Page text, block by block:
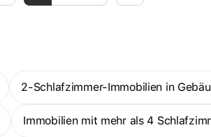
2-Schlafzimmer-Immobilien in
Immobilien mit mehr als 4